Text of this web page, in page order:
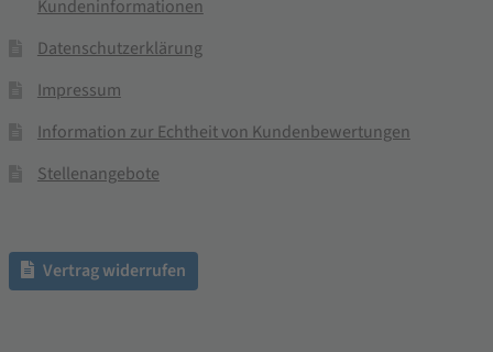
Kundeninformationen
Datenschutzerklärung
Impressum
Information zur Echtheit von Kundenbewertungen
Stellenangebote
Vertrag widerrufen